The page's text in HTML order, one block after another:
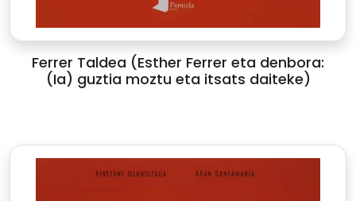
Ferrer Taldea (Esther Ferrer eta denbora:
(Ia) guztia moztu eta itsats daiteke)